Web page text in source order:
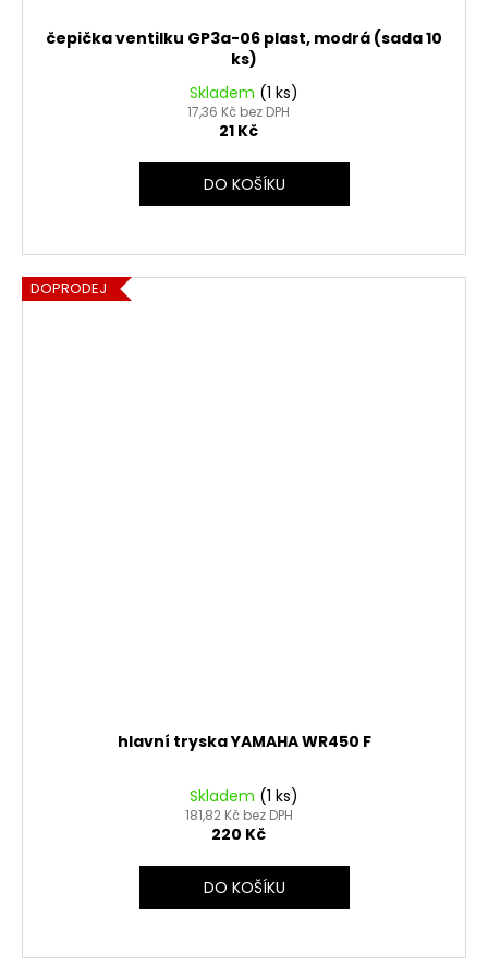
čepička ventilku GP3a-06 plast, modrá (sada 10
ks)
Skladem (1 ks)
17,36 Kč bez DPH
21 Kč
DO KOŠÍKU
DOPRODEJ
hlavní tryska YAMAHA WR450 F
Skladem (1 ks)
181,82 Kč bez DPH
220 Kč
DO KOŠÍKU